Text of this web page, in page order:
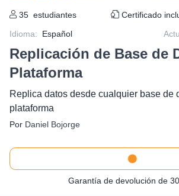
35 estudiantes Certificado
Idioma: Español
Replicación de Base de
Plataforma
Replica datos desde cualquier base de
plataforma
Por Daniel Bojorge
Garantía de devolución de